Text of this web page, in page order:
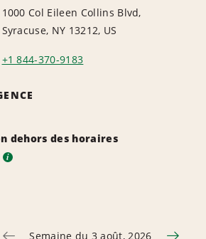
1000 Col Eileen Collins Blvd,
Syracuse, NY 13212, US
+1 844-370-9183
dehors des horaires
i
Semaine du 3 août, 2026